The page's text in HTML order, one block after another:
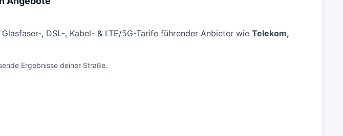
, DSL-, Kabel- & LTE/5G-Tarife führender Anbieter wie Telekom,
Ergebnisse deiner Straße.